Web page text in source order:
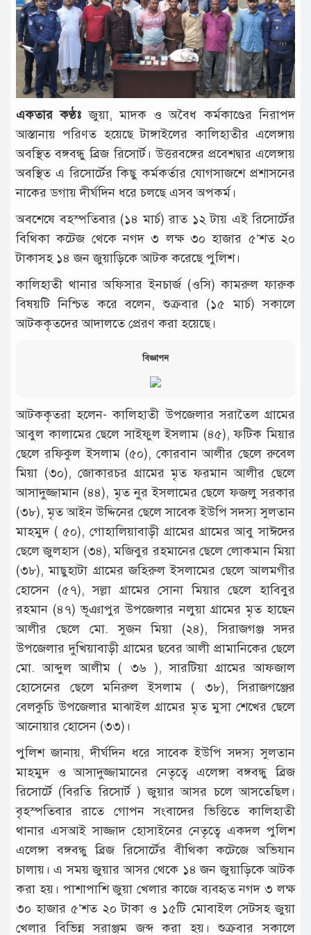
টাঙ্গাইল
আন্তর্জাতিক
রাজনীতি
অপরাধ
দুর্ঘটনা
বিনোদন
খেলাধুলা
লাইফ
স্টাইল
অন্যান্য
একতার কণ্ঠঃ জুয়া, মাদক ও অবৈধ কর্মকাণ্ডের নিরাপদ
আস্তানায় পরিণত হয়েছে টাঙ্গাইলের কালিহাতীর এলেঙ্গায়
অবস্থিত বঙ্গবন্ধু ব্রিজ রিসোর্ট। উত্তরবঙ্গের প্রবেশদ্বার এলেঙ্গায়
অবস্থিত এ রিসোর্টের কিছু কর্মকর্তার যোগসাজশে প্রশাসনের
নাকের ডগায় দীর্ঘদিন ধরে চলছে এসব অপকর্ম।
অবশেষে বহস্পতিবার (১৪ মার্চ) রাত ১২ টায় এই রিসোর্টের
বিথিকা কটেজ থেকে নগদ ৩ লক্ষ ৩০ হাজার ৫’শত ২০
টাকাসহ ১৪ জন জুয়াড়িকে আটক করেছে পুলিশ।
কালিহাতী থানার অফিসার ইনচার্জ (ওসি) কামরুল ফারুক
বিষয়টি নিশ্চিত করে বলেন, শুক্রবার (১৫ মার্চ) সকালে
আটককৃতদের আদালতে প্রেরণ করা হয়েছে।
বিজ্ঞাপন
আটককৃতরা হলেন- কালিহাতী উপজেলার সরাতৈল গ্রামের
আবুল কালামের ছেলে সাইফুল ইসলাম (৪৫), ফটিক মিয়ার
ছেলে রফিকুল ইসলাম (৫০), কোরবান আলীর ছেলে রুবেল
মিয়া (৩০), জোকারচর গ্রামের মৃত ফরমান আলীর ছেলে
আসাদুজ্জামান (৪৪), মৃত নুর ইসলামের ছেলে ফজলু সরকার
(৩৮), মৃত আইন উদ্দিনের ছেলে সাবেক ইউপি সদস্য সুলতান
মাহমুদ ( ৫০), গোহালিয়াবাড়ী গ্রামের গ্রামের আবু সাঈদের
ছেলে জুলহাস (৩৪), মজিবুর রহমানের ছেলে লোকমান মিয়া
(৩৮), মাছুহাটা গ্রামের জহিরুল ইসলামের ছেলে আলমগীর
হোসেন (৫৭), সল্লা গ্রামের সোনা মিয়ার ছেলে হাবিবুর
রহমান (৪৭) ভূঞাপুর উপজেলার নলুয়া গ্রামের মৃত হাছেন
আলীর ছেলে মো. সুজন মিয়া (২৪), সিরাজগঞ্জ সদর
উপজেলার দুখিয়াবাড়ী গ্রামের ছবের আলী প্রামানিকের ছেলে
মো. আব্দুল আলীম ( ৩৬ ), সারটিয়া গ্রামের আফজাল
হোসেনের ছেলে মনিরুল ইসলাম ( ৩৮), সিরাজগঞ্জের
বেলকুচি উপজেলার মাঝাইল গ্রামের মৃত মুসা শেখের ছেলে
আনোয়ার হোসেন (৩৩)।
পুলিশ জানায়, দীর্ঘদিন ধরে সাবেক ইউপি সদস্য সুলতান
মাহমুদ ও আসাদুজ্জামানের নেতৃত্বে এলেঙ্গা বঙ্গবন্ধু ব্রিজ
রিসোর্টে (বিরতি রিসোর্ট ) জুয়ার আসর চলে আসতেছিল।
বৃহস্পতিবার রাতে গোপন সংবাদের ভিত্তিতে কালিহাতী
থানার এসআই সাজ্জাদ হোসাইনের নেতৃত্বে একদল পুলিশ
এলেঙ্গা বঙ্গবন্ধু ব্রিজ রিসোর্টের বীথিকা কটেজে অভিযান
চালায়। এ সময় জুয়ার আসর থেকে ১৪ জন জুয়াড়িকে আটক
করা হয়। পাশাপাশি জুয়া খেলার কাজে ব্যবহৃত নগদ ৩ লক্ষ
৩০ হাজার ৫’শত ২০ টাকা ও ১৫টি মোবাইল সেটসহ জুয়া
খেলার বিভিন্ন সরাঞ্জম জব্দ করা হয়। শুক্রবার সকালে